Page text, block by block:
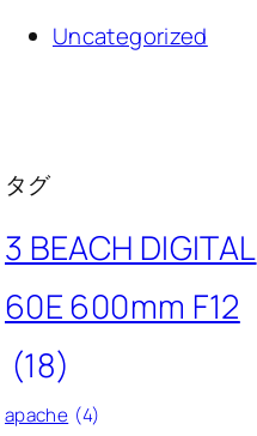
Uncategorized
タグ
3 BEACH DIGITAL
60E 600mm F12
(18)
apache (4)